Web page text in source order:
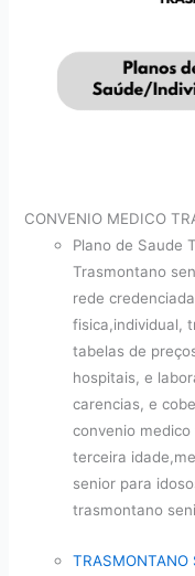
CONVENIO MEDICO
Plano de Saude
Trasmontano
rede
fisica,individual,
tabelas de
hospitais, e
carencias, e
convenio
terceira
senior para
trasmontano
TRASMONTANO